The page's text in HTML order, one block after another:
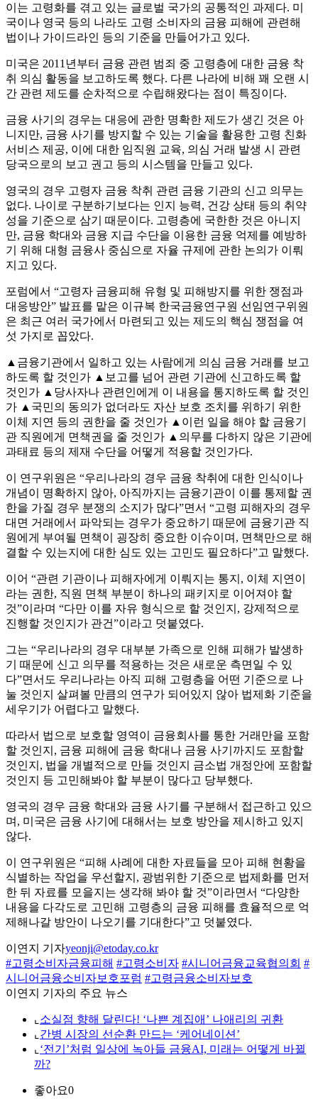
이는 고령화를 겪고 있는 글로벌 국가의 공통적인 과제다. 미
국이나 영국 등의 나라도 고령 소비자의 금융 피해에 관련해
법이나 가이드라인 등의 기준을 만들어가고 있다.
미국은 2011년부터 금융 관련 범죄 중 고령층에 대한 금융 착
취 의심 활동을 보고하도록 했다. 다른 나라에 비해 꽤 오랜 시
간 관련 제도를 순차적으로 수립해왔다는 점이 특징이다.
금융 사기의 경우는 대응에 관한 명확한 제도가 생긴 것은 아
니지만, 금융 사기를 방지할 수 있는 기술을 활용한 고령 친화
서비스 제공, 이에 대한 임직원 교육, 의심 거래 발생 시 관련
당국으로의 보고 권고 등의 시스템을 만들고 있다.
영국의 경우 고령자 금융 착취 관련 금융 기관의 신고 의무는
없다. 나이로 구분하기보다는 인지 능력, 건강 상태 등의 취약
성을 기준으로 삼기 때문이다. 고령층에 국한한 것은 아니지
만, 금융 학대와 금융 지급 수단을 이용한 금융 억제를 예방하
기 위해 대형 금융사 중심으로 자율 규제에 관한 논의가 이뤄
지고 있다.
포럼에서 “고령자 금융피해 유형 및 피해방지를 위한 쟁점과
대응방안” 발표를 맡은 이규복 한국금융연구원 선임연구위원
은 최근 여러 국가에서 마련되고 있는 제도의 핵심 쟁점을 여
섯 가지로 꼽았다.
▲금융기관에서 일하고 있는 사람에게 의심 금융 거래를 보고
하도록 할 것인가 ▲보고를 넘어 관련 기관에 신고하도록 할
것인가 ▲당사자나 관련인에게 이 내용을 통지하도록 할 것인
가 ▲국민의 동의가 없더라도 자산 보호 조치를 위하기 위한
이체 지연 등의 권한을 줄 것인가 ▲이런 일을 해야 할 금융기
관 직원에게 면책권을 줄 것인가 ▲의무를 다하지 않은 기관에
과태료 등의 제재 수단을 어떻게 적용할 것인가다.
이 연구위원은 “우리나라의 경우 금융 착취에 대한 인식이나
개념이 명확하지 않아, 아직까지는 금융기관이 이를 통제할 권
한을 가질 경우 분쟁의 소지가 많다”면서 “고령 피해자의 경우
대면 거래에서 파악되는 경우가 중요하기 때문에 금융기관 직
원에게 부여될 면책이 굉장히 중요한 이슈이며, 면책만으로 해
결할 수 있는지에 대한 심도 있는 고민도 필요하다”고 말했다.
이어 “관련 기관이나 피해자에게 이뤄지는 통지, 이체 지연이
라는 권한, 직원 면책 부분이 하나의 패키지로 이어져야 할
것”이라며 “다만 이를 자유 형식으로 할 것인지, 강제적으로
진행할 것인지가 관건”이라고 덧붙였다.
그는 “우리나라의 경우 대부분 가족으로 인해 피해가 발생하
기 때문에 신고 의무를 적용하는 것은 새로운 측면일 수 있
다”면서도 우리나라는 아직 피해 고령층을 어떤 기준으로 나
눌 것인지 살펴볼 만큼의 연구가 되어있지 않아 법제화 기준을
세우기가 어렵다고 말했다.
따라서 법으로 보호할 영역이 금융회사를 통한 거래만을 포함
할 것인지, 금융 피해에 금융 학대나 금융 사기까지도 포함할
것인지, 법을 개별적으로 만들 것인지 금소법 개정안에 포함할
것인지 등 고민해봐야 할 부분이 많다고 당부했다.
영국의 경우 금융 학대와 금융 사기를 구분해서 접근하고 있으
며, 미국은 금융 사기에 대해서는 보호 방안을 제시하고 있지
않다.
이 연구위원은 “피해 사례에 대한 자료들을 모아 피해 현황을
식별하는 작업을 우선할지, 광범위한 기준으로 법제화를 먼저
한 뒤 자료를 모을지는 생각해 봐야 할 것”이라면서 “다양한
내용을 다각도로 고민해 고령층의 금융 피해를 효율적으로 억
제해나갈 방안이 나오기를 기대한다”고 덧붙였다.
이연지 기자yeonji@etoday.co.kr
#고령소비자금융피해 #고령소비자 #시니어금융교육협의회 #
시니어금융소비자보호포럼 #고령금융소비자보호
이연지 기자의 주요 뉴스
⌞ 소실점 향해 달린다! ‘나쁜 계집애’ 나애리의 귀환
⌞ 간병 시장의 선순환 만드는 ‘케어네이션’
⌞ ‘전기’처럼 일상에 녹아들 금융AI, 미래는 어떻게 바뀔
까?
좋아요0